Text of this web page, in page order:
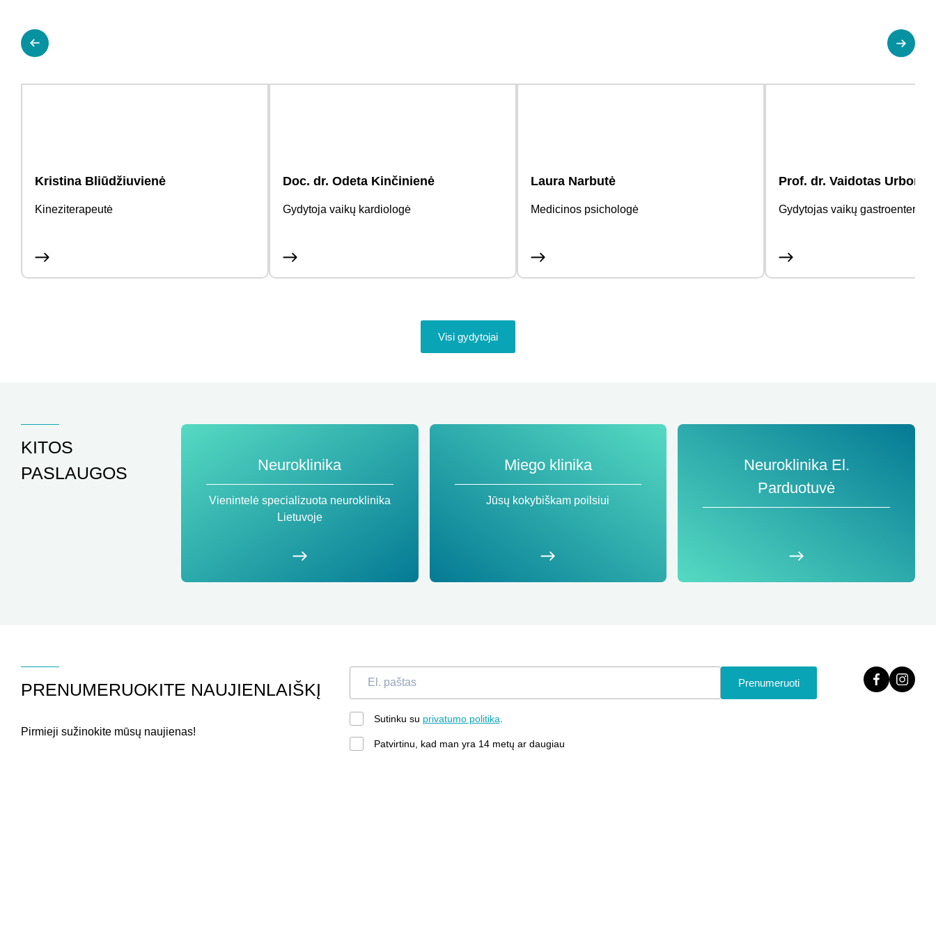
Kristina Bliūdžiuvienė
Kineziterapeutė
Doc. dr. Odeta Kinčinienė
Gydytoja vaikų kardiologė
Laura Narbutė
Medicinos psichologė
Prof. dr. Vaidotas Urbonas
Gydytojas vaikų
Visi gydytojai
KITOS
PASLAUGOS
Neuroklinika
Vienintelė specializuota neuroklinika
Lietuvoje
Miego klinika
Jūsų kokybiškam poilsiui
Neuroklinika El.
Parduotuvė
PRENUMERUOKITE NAUJIENLAIŠKĮ
Pirmieji sužinokite mūsų naujienas!
Prenumeruoti
Sutinku su privatumo politika
Patvirtinu, kad man yra 14 metų ar daugiau